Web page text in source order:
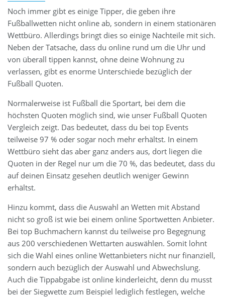
Noch immer gibt es einige Tipper, die geben ihre
Fußballwetten nicht online ab, sondern in einem stationären
Wettbüro. Allerdings bringt dies so einige Nachteile mit sich.
Neben der Tatsache, dass du online rund um die Uhr und
von überall tippen kannst, ohne deine Wohnung zu
verlassen, gibt es enorme Unterschiede bezüglich der
Fußball Quoten.
Normalerweise ist Fußball die Sportart, bei dem die
höchsten Quoten möglich sind, wie unser Fußball Quoten
Vergleich zeigt. Das bedeutet, dass du bei top Events
teilweise 97 % oder sogar noch mehr erhältst. In einem
Wettbüro sieht das aber ganz anders aus, dort liegen die
Quoten in der Regel nur um die 70 %, das bedeutet, dass du
auf deinen Einsatz gesehen deutlich weniger Gewinn
erhältst.
Hinzu kommt, dass die Auswahl an Wetten mit Abstand
nicht so groß ist wie bei einem online Sportwetten Anbieter.
Bei top Buchmachern kannst du teilweise pro Begegnung
aus 200 verschiedenen Wettarten auswählen. Somit lohnt
sich die Wahl eines online Wettanbieters nicht nur finanziell,
sondern auch bezüglich der Auswahl und Abwechslung.
Auch die Tippabgabe ist online kinderleicht, denn du musst
bei der Siegwette zum Beispiel lediglich festlegen, welche